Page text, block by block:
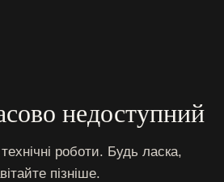
недоступний
роботи. Будь ласка,
пізніше.